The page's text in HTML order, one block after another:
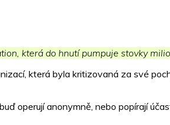
která do hnutí pumpuje stovky
která byla kritizovaná za své
operují anonymně, nebo popírají